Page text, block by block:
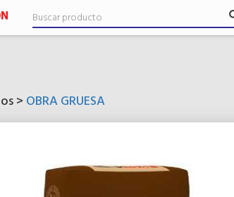
> OBRA GRUESA